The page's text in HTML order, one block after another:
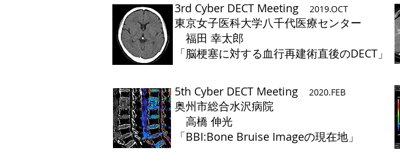
3rd Cyber DECT Meeting 2019.OCT
東京女子医科大学八千代医療センター
福田 幸太郎
「脳梗塞に対する血行再建術直後のDECT」
​5th Cyber DECT Meeting 2020.FEB
奥州市総合水沢病院
高橋 伸光
「BBI:Bone Bruise Imageの現在地」